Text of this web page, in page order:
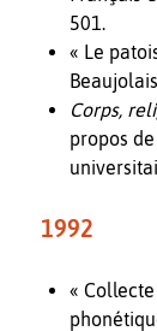
501.
« Le
Corps,
propos
1992
«